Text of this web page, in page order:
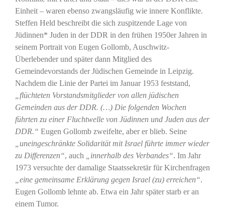
Einheit – waren ebenso zwangsläufig wie innere Konflikte.
Steffen Held beschreibt die sich zuspitzende Lage von
Jüdinnen* Juden in der DDR in den frühen 1950er Jahren in
seinem Portrait von Eugen Gollomb, Auschwitz-
Überlebender und später dann Mitglied des
Gemeindevorstands der Jüdischen Gemeinde in Leipzig.
Nachdem die Linie der Partei im Januar 1953 feststand,
„flüchteten Vorstandsmitglieder von allen jüdischen
Gemeinden aus der DDR. (…) Die folgenden Wochen
führten zu einer Fluchtwelle von Jüdinnen und Juden aus der
DDR.“ Eugen Gollomb zweifelte, aber er blieb. Seine
„uneingeschränkte Solidarität mit Israel führte immer wieder
zu Differenzen“, auch „innerhalb des Verbandes“. Im Jahr
1973 versuchte der damalige Staatssekretär für Kirchenfragen
„eine gemeinsame Erklärung gegen Israel (zu) erreichen“.
Eugen Gollomb lehnte ab. Etwa ein Jahr später starb er an
einem Tumor.